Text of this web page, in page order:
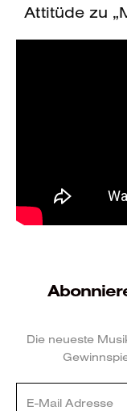
Attitüde zu
Die neueste